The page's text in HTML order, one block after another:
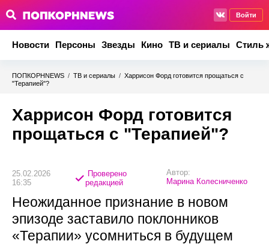
Войти
Новости Персоны Звезды Кино ТВ и сериалы Стиль
ПОПКОРНNEWS / ТВ и сериалы / Харрисон Форд готовится прощаться с
"Терапией"?
Харрисон Форд готовится
прощаться с "Терапией"?
25.02.2026
16:35
Проверено
редакцией
Автор:
Марина Колесниченко
Неожиданное признание в новом
эпизоде заставило поклонников
«Терапии» усомниться в будущем